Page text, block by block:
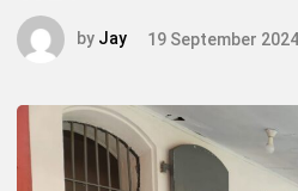
by Jay 19 September 2024